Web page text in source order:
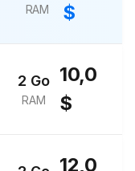
RAM
$
2 Go
RAM
10,0
$
12,0